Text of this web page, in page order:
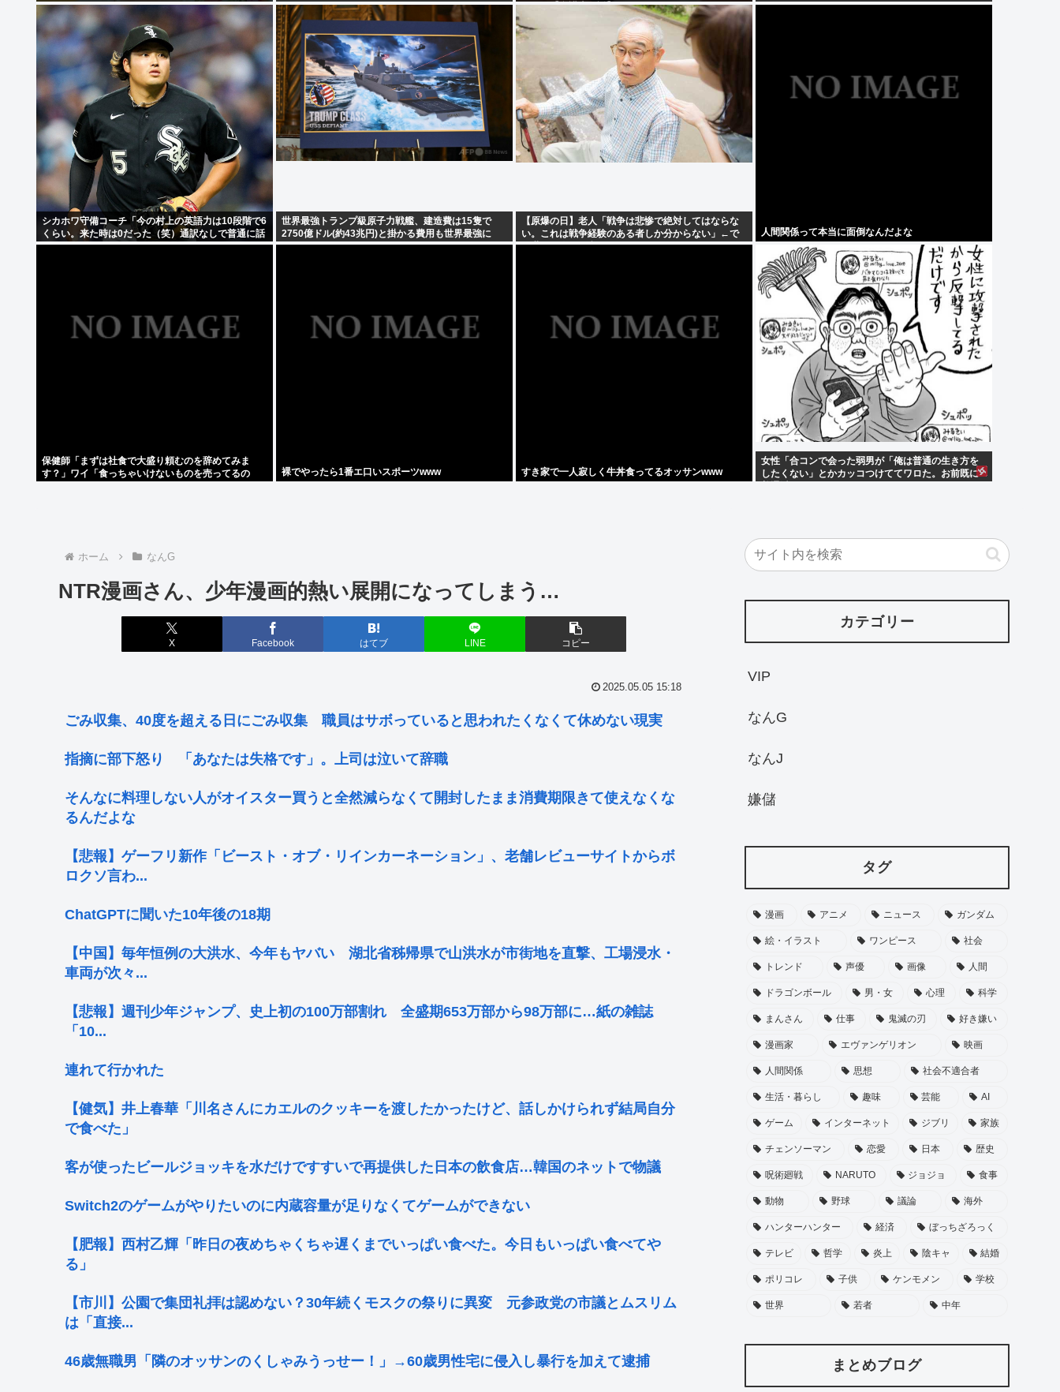
いワケ【弁護士解説】
シカホワ守備コーチ「今の村上の英語力は10段階で6
くらい。来た時は0だった（笑）通訳なしで普通に話
してる」
世界最強トランプ級原子力戦艦、建造費は15隻で
2750億ドル(約43兆円)と掛かる費用も世界最強に
【原爆の日】老人「戦争は悲惨で絶対してはならな
い。これは戦争経験のある者しか分からない」←で
は世界の人々の意見を見てみましょう
人間関係って本当に面倒なんだよな
保健師「まずは社食で大盛り頼むのを辞めてみま
す？」ワイ「食っちゃいけないものを売ってるの
裸でやったら1番エ口いスポーツwww すき家で一人寂しく牛丼食ってるオッサンwww
女性「合コンで会った弱男が「俺は普通の生き方を
したくない」とかカッコつけててワロた。お前既に
ホーム なんG
NTR漫画さん、少年漫画的熱い展開になってしまう…
X Facebook はてブ LINE コピー
2025.05.05 15:18
ごみ収集、40度を超える日にごみ収集 職員はサボっていると思われたくなくて休めない現実
指摘に部下怒り 「あなたは失格です」。上司は泣いて辞職
そんなに料理しない人がオイスター買うと全然減らなくて開封したまま消費期限きて使えなくな
るんだよな
【悲報】ゲーフリ新作「ビースト・オブ・リインカーネーション」、老舗レビューサイトからボ
ロクソ言わ...
ChatGPTに聞いた10年後の18期
【中国】毎年恒例の大洪水、今年もヤバい 湖北省秭帰県で山洪水が市街地を直撃、工場浸水・
車両が次々...
【悲報】週刊少年ジャンプ、史上初の100万部割れ 全盛期653万部から98万部に…紙の雑誌
「10...
連れて行かれた
【健気】井上春華「川名さんにカエルのクッキーを渡したかったけど、話しかけられず結局自分
で食べた」
客が使ったビールジョッキを水だけですすいで再提供した日本の飲食店…韓国のネットで物議
Switch2のゲームがやりたいのに内蔵容量が足りなくてゲームができない
【肥報】西村乙輝「昨日の夜めちゃくちゃ遅くまでいっぱい食べた。今日もいっぱい食べてや
る」
【市川】公園で集団礼拝は認めない？30年続くモスクの祭りに異変 元参政党の市議とムスリム
は「直接...
46歳無職男「隣のオッサンのくしゃみうっせー！」→60歳男性宅に侵入し暴行を加えて逮捕
カテゴリー
VIP
なんG
なんJ
嫌儲
タグ
漫画 アニメ ニュース ガンダム
絵・イラスト ワンピース 社会
トレンド 声優 画像 人間
ドラゴンボール 男・女 心理 科学
まんさん 仕事 鬼滅の刃 好き嫌い
漫画家 エヴァンゲリオン 映画
人間関係 思想 社会不適合者
生活・暮らし 趣味 芸能 AI
ゲーム インターネット ジブリ 家族
チェンソーマン 恋愛 日本 歴史
呪術廻戦 NARUTO ジョジョ 食事
動物 野球 議論 海外
ハンターハンター 経済 ぼっちざろっく
テレビ 哲学 炎上 陰キャ 結婚
ポリコレ 子供 ケンモメン 学校
世界 若者 中年
まとめブログ